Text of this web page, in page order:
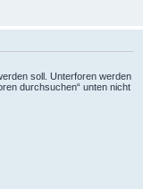
soll. Unterforen werden
durchsuchen“ unten nicht